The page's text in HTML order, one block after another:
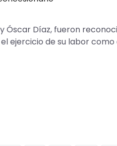
Díaz, fueron
ejercicio de su labor como